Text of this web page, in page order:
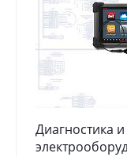
Диагностика